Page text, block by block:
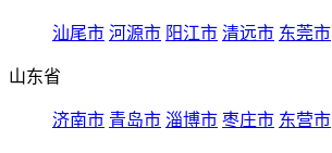
汕尾市 河源市 阳江市 清远市 东莞市
山东省
济南市 青岛市 淄博市 枣庄市 东营市